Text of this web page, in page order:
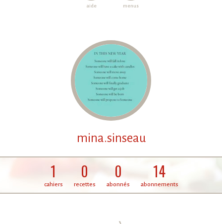
aide menus
mina.sinseau
1
cahiers
0
recettes
0
abonnés
14
abonnements